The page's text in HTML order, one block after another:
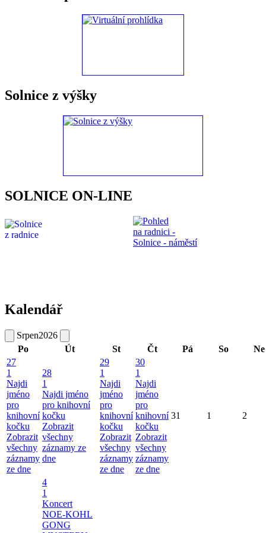
Solnice z výšky
SOLNICE ON-LINE
Kalendář
Srpen2026
Po
Út St Čt Pá So
Ne
27
1
Najdi
jméno
pro
knihovní
kočku
Zobrazit
všechny
záznamy
ze dne
28
1
Najdi jméno
pro knihovní
kočku
Zobrazit
všechny
záznamy ze
dne
29
1
Najdi
jméno
pro
knihovní
kočku
Zobrazit
všechny
záznamy
ze dne
30
1
Najdi
jméno
pro
knihovní
kočku
Zobrazit
všechny
záznamy
ze dne
31 1 2
4
1
Koncert
NOE-KOHL
GONG